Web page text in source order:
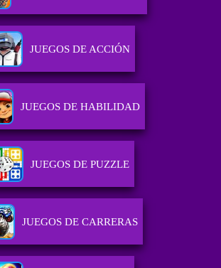
JUEGOS DE ACCIÓN
JUEGOS DE HABILIDAD
JUEGOS DE PUZZLE
JUEGOS DE CARRERAS